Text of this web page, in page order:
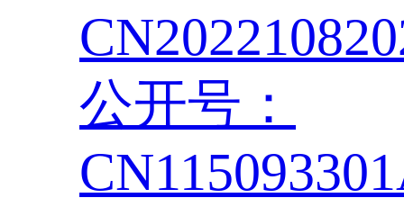
公开号：